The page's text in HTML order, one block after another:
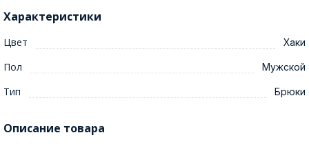
Характеристики
Цвет Хаки
Пол Мужской
Тип Брюки
Описание товара